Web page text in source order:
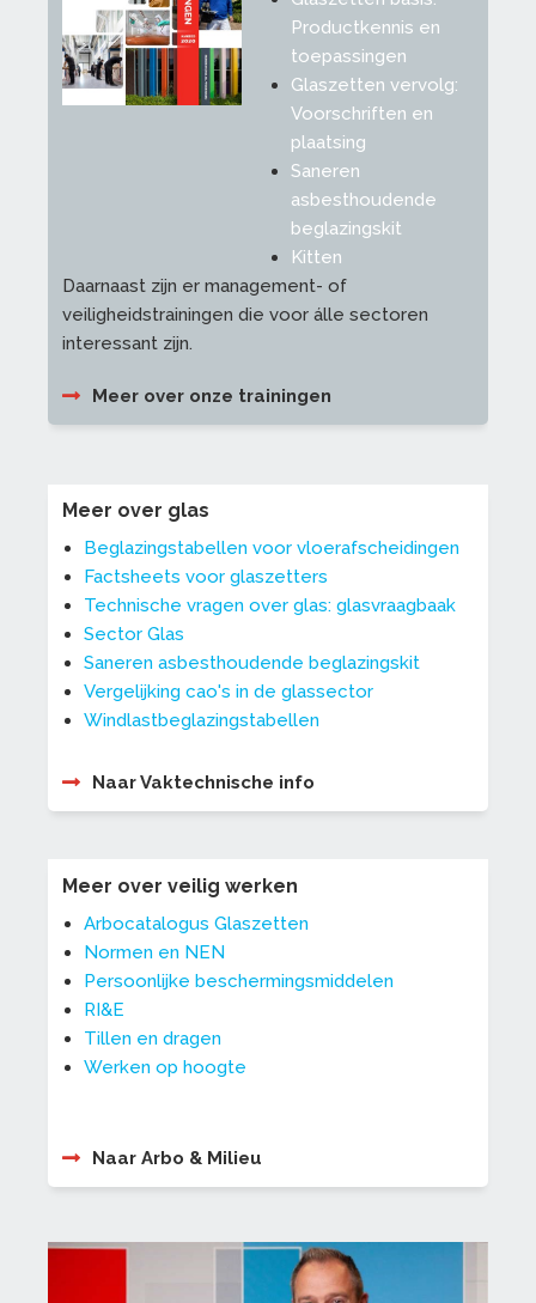
Productkennis en
toepassingen
Glaszetten vervolg:
Voorschriften en
plaatsing
Saneren
asbesthoudende
beglazingskit
Kitten
Daarnaast zijn er management- of
veiligheidstrainingen die voor álle sectoren
interessant zijn.
Meer over onze trainingen
Meer over glas
Beglazingstabellen voor vloerafscheidingen
Factsheets voor glaszetters
Technische vragen over glas: glasvraagbaak
Sector Glas
Saneren asbesthoudende beglazingskit
Vergelijking cao's in de glassector
Windlastbeglazingstabellen
Naar Vaktechnische info
Meer over veilig werken
Arbocatalogus Glaszetten
Normen en NEN
Persoonlijke beschermingsmiddelen
RI&E
Tillen en dragen
Werken op hoogte
Naar Arbo & Milieu